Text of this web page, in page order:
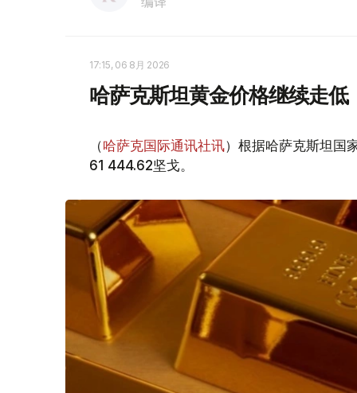
17:15, 06 8月 2026
哈萨克斯坦黄金价格继续走低
（哈萨克国际通讯社讯）根据哈萨克斯坦国
61 444.62坚戈。